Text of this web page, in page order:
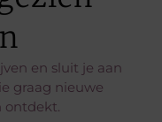
en sluit je aan
graag nieuwe
ontdekt.